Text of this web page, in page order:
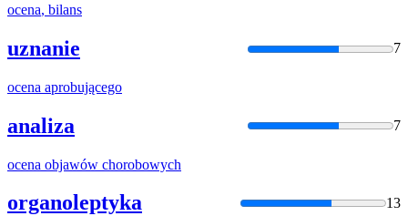
ocena, bilans
uznanie 7
ocena aprobującego
analiza 7
ocena objawów chorobowych
organoleptyka 13